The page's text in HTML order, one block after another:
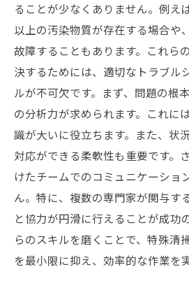
ることが少なくありません。例え
以上の汚染物質が存在する場合や
故障することもあります。これら
決するためには、適切なトラブル
ルが不可欠です。まず、問題の根
の分析力が求められます。これに
識が大いに役立ちます。また、状
対応ができる柔軟性も重要です。
けたチームでのコミュニケーショ
ん。特に、複数の専門家が関与す
と協力が円滑に行えることが成功
らのスキルを磨くことで、特殊清
を最小限に抑え、効率的な作業を